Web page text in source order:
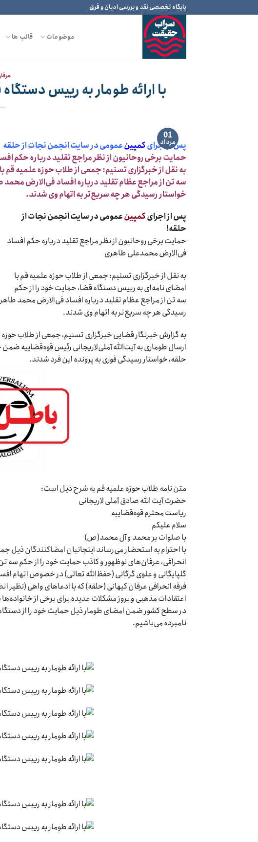
to
پایگاه تخصصی نقد و بررسی ادیان و فرق
موضوعات قالب ها
با ارائه طومار به رییس
01
مرداد
پس از اجرایکمپینعمومی در سایت انجمن نجات از حلقه
حمایت برخی روحانیون از نظر مراجع تقلید درباره حکم
به نقل از خبرگزاری تسنیم: جمعی از طلاب حوزه علمیه
سه تن از مراجع عظام تقلید درباره افساد فی‌الارض
خواستار رسیدگی هر چه سریع‌تر به اتهام وی شدند.
پس از اجرایکمپینعمومی در سایت انجمن نجات از
حلقه!
حمایت برخی روحانیون از نظر مراجع تقلید درباره حکم افساد‌
فی‌الارض محمدعلی طاهری
به نقل از خبرگزاری تسنیم: جمعی از طلاب حوزه علمیه قم با
امضای نامه‌ای به رییس دستگاه قضا، حمایت خود را از حکم
سه تن از مراجع عظام تقلید درباره افساد فی‌الارض محمد
رسیدگی هر چه سریع‌تر به اتهام وی شدند.
به گزارش خبرنگار قضایی خبرگزاری تسنیم، جمعی از طلاب
ارسال طوماری به آیت‌الله آملی‌لاریجانی رئیس قوه‌قضاییه
حلقه، خواستار رسیدگی فوری به پرونده این فرد شدند.
متن نامه طلاب حوزه علمیه قم به شرح ذیل است:
حضرت آیت الله صادق آملی لاریجانی
ریاست محترم قوه‌قضاییه
سلام علیکم
با صلوات بر محمد و آل محمد(ص)
با احترام به استحضار می‌رساند اینجانبان امضاکنندگان ذیل
انحرافی، عرفان‌های نوظهور و کاذب حمایت خود را از حکم سه
گلپایگانی و علوی گرگانی (حفظ‌الله تعالی) در خصوص اتهام
فرقه انحرافی عرفان کیهانی (حلقه) که با ادعاهای واهی
اعتقادات مذهبی و بروز مشکلات عدیده برای برخی از
در سطح کشور ضمن امضای طومار ذیل حمایت خود را از دستگاه
نامبرده می‌باشیم.